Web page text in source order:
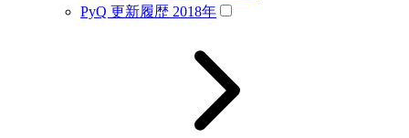
PyQ 更新履歴 2018年